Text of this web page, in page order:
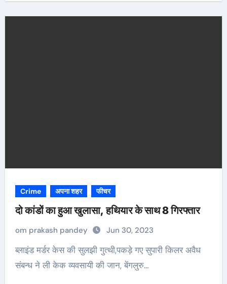
Crime अपना शहर फीचर
दो कांडों का हुआ खुलासा, हथियार के साथ 8 गिरफ्तार
om prakash pandey Jun 30, 2023
ब्लाइंड मर्डर केस की सुलझी गुत्थी,पकड़े गए सुपारी किलर अवैध
संबन्ध ने ली केक व्यवसायी की जान, बेंगलुरु…